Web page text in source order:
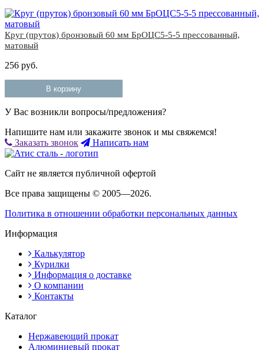
Круг (пруток) бронзовый 60 мм БрОЦС5-5-5 прессованный,
матовый
256 руб.
В корзину
У Вас возникли вопросы/предложения?
Напишите нам или закажите звонок и мы свяжемся!
Заказать звонок
Написать нам
Сайт не является публичной офертой
Все права защищены © 2005—2026.
Политика в отношении обработки персональных данных
Информация
Калькулятор
Курилки
Информация о доставке
О компании
Контакты
Каталог
Нержавеющий прокат
Алюминиевый прокат